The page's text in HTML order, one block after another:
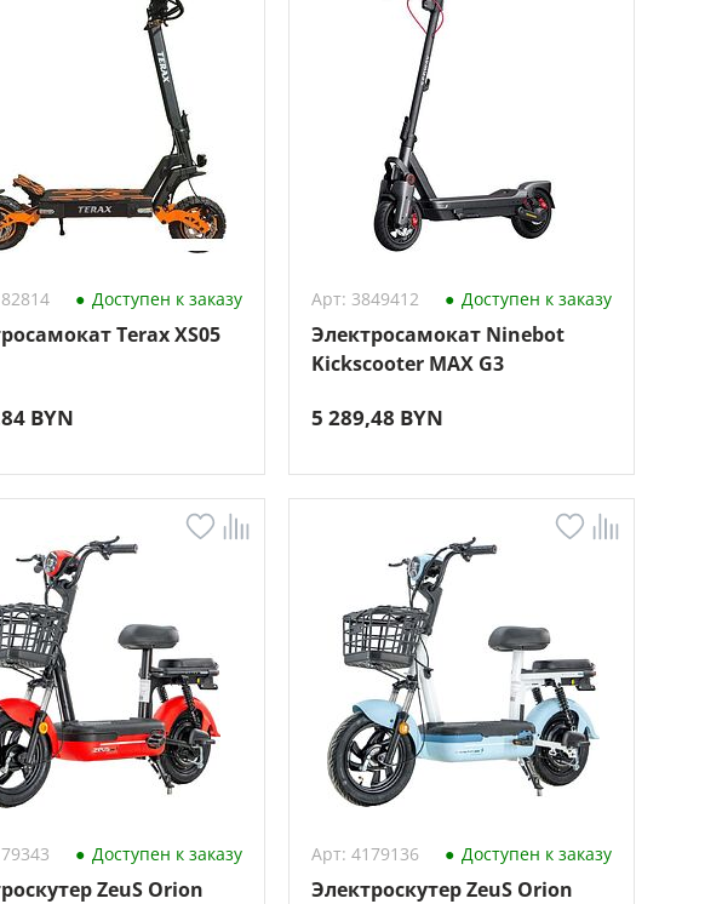
Доступен к заказу
Terax XS05
BYN
Арт: 3849412 Доступен к заказу
Электросамокат Ninebot
Kickscooter MAX G3
5 289,48 BYN
Доступен к заказу
ZeuS Orion
Арт: 4179136 Доступен к заказу
Электроскутер ZeuS Orion